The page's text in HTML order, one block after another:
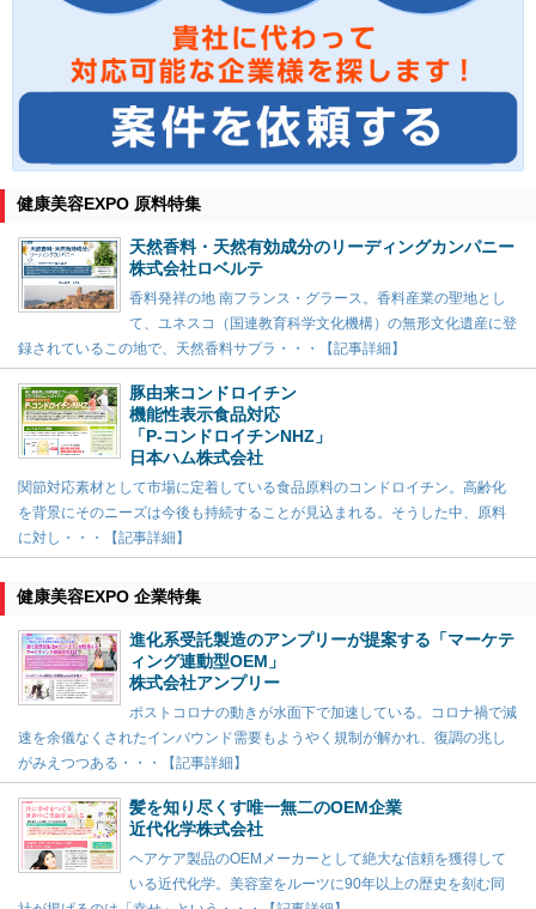
健康美容EXPO 原料特集
天然香料・天然有効成分のリーディングカンパニー
株式会社ロベルテ
香料発祥の地 南フランス・グラース。香料産業の聖地とし
て、ユネスコ（国連教育科学文化機構）の無形文化遺産に登
録されているこの地で、天然香料サプラ・・・【記事詳細】
豚由来コンドロイチン
機能性表示食品対応
「P-コンドロイチンNHZ」
日本ハム株式会社
関節対応素材として市場に定着している食品原料のコンドロイチン。高齢化
を背景にそのニーズは今後も持続することが見込まれる。そうした中、原料
に対し・・・【記事詳細】
健康美容EXPO 企業特集
進化系受託製造のアンプリーが提案する「マーケテ
ィング連動型OEM」
株式会社アンプリー
ポストコロナの動きが水面下で加速している。コロナ禍で減
速を余儀なくされたインバウンド需要もようやく規制が解かれ、復調の兆し
がみえつつある・・・【記事詳細】
髪を知り尽くす唯一無二のOEM企業
近代化学株式会社
ヘアケア製品のOEMメーカーとして絶大な信頼を獲得して
いる近代化学。美容室をルーツに90年以上の歴史を刻む同